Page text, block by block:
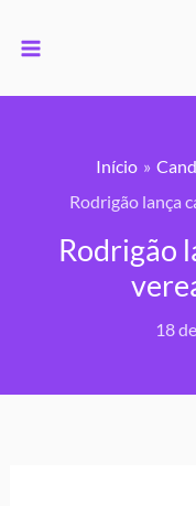
para
Início
Rodrigão lança
Rodrigão
18